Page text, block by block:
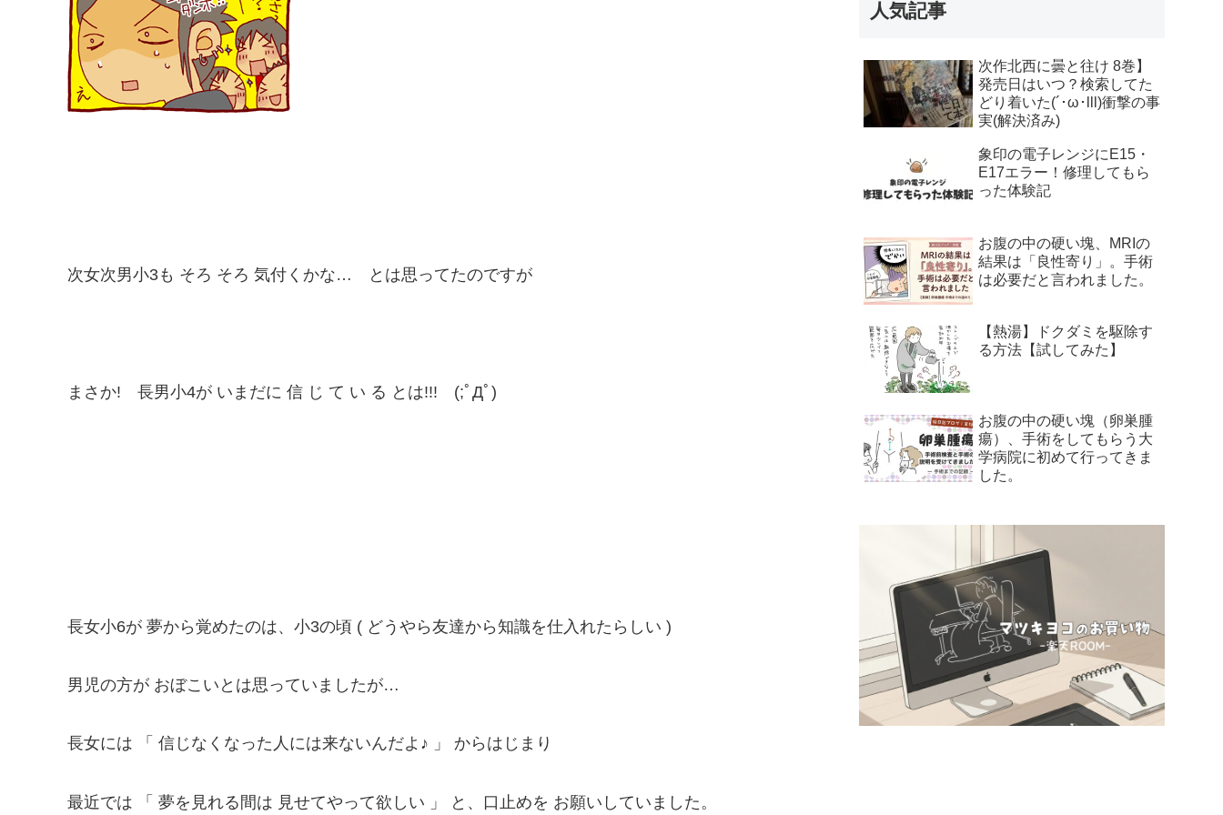
次女次男小3も そろ そろ 気付くかな… とは思ってたのですが
まさか! 長男小4が いまだに 信 じ て い る とは!!! (;ﾟДﾟ)
長女小6が 夢から覚めたのは、小3の頃 ( どうやら友達から知識を仕入れたらしい )
男児の方が おぼこいとは思っていましたが…
長女には 「 信じなくなった人には来ないんだよ♪ 」 からはじまり
最近では 「 夢を見れる間は 見せてやって欲しい 」 と、口止めを お願いしていました。
人気記事
次作北西に曇と往け 8巻】
発売日はいつ？検索してた
どり着いた(´･ω･lll)衝撃の事
実(解決済み)
象印の電子レンジにE15・
E17エラー！修理してもら
った体験記
お腹の中の硬い塊、MRIの
結果は「良性寄り」。手術
は必要だと言われました。
【熱湯】ドクダミを駆除す
る方法【試してみた】
お腹の中の硬い塊（卵巣腫
瘍）、手術をしてもらう大
学病院に初めて行ってきま
した。